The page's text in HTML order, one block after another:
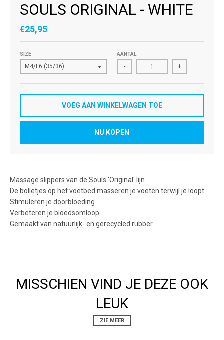
SOULS ORIGINAL - WHITE
€25,95
SIZE AANTAL
- +
VOEG AAN WINKELWAGEN TOE
NU KOPEN
Massage slippers van de Souls 'Original' lijn
De bolletjes op het voetbed masseren je voeten terwijl je loopt
Stimuleren je doorbloeding
Verbeteren je bloedsomloop
Gemaakt van natuurlijk- en gerecycled rubber
MISSCHIEN VIND JE DEZE OOK
LEUK
ZIE MEER